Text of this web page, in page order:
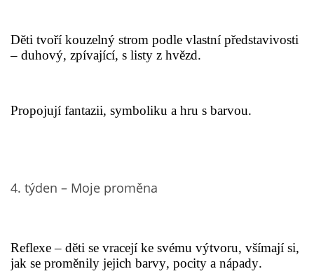
POLYTECHNICKÉ ČINNOSTI
MOTIVAČNÍ CITÁTY PRO UČITELE
PSYCHOHYGIENA PRO UČITELKY
Děti tvoří kouzelný strom podle vlastní představivosti
– duhový, zpívající, s listy z hvězd.
Propojují fantazii, symboliku a hru s barvou.
4. týden – Moje proměna
Reflexe – děti se vracejí ke svému výtvoru, všímají si,
jak se proměnily jejich barvy, pocity a nápady.